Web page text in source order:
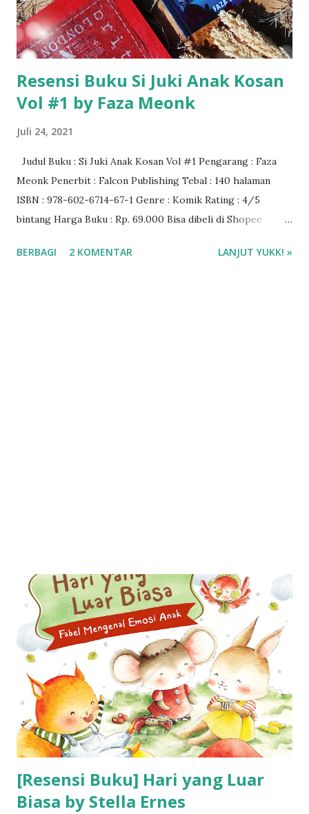
Resensi Buku Si Juki Anak Kosan
Vol #1 by Faza Meonk
Juli 24, 2021
Judul Buku : Si Juki Anak Kosan Vol #1 Pengarang : Faza
Meonk Penerbit : Falcon Publishing Tebal : 140 halaman
ISBN : 978-602-6714-67-1 Genre : Komik Rating : 4/5
bintang Harga Buku : Rp. 69.000 Bisa dibeli di Shopee
BERBAGI 2 KOMENTAR LANJUT YUKK! »
[Resensi Buku] Hari yang Luar
Biasa by Stella Ernes